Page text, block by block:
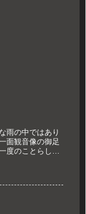
雨の中ではあり
面観音像の御足
度のことらしい